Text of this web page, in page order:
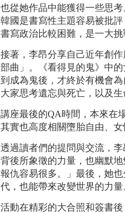
也從她作品中能獲得一些思
韓國是書寫性主題容易被批
書寫政治比較困難，是一大挑
接著，李昂分享自己近年創
部曲」。《看得見的鬼》中
到成為鬼後，才終於有機會
大家思考遺忘與死亡，以及
講座最後的QA時間，本來在
其實也高度相關墮胎自由、
透過讀者們的提問與交流，
背後所象徵的力量，也幽默
報仇容易很多。」最後，她
代，也能帶來改變世界的力量
活動在精彩的大合照和簽書